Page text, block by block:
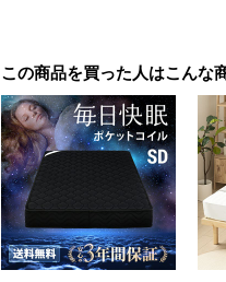
この商品を買った人はこんな